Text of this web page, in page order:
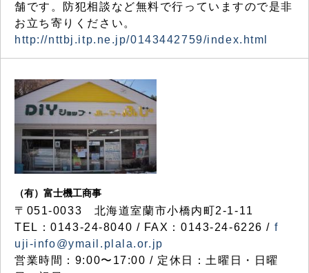
舗です。防犯相談など無料で行っていますので是非
お立ち寄りください。
http://nttbj.itp.ne.jp/0143442759/index.html
（有）富士機工商事
〒051-0033 北海道室蘭市小橋内町2-1-11
TEL：0143-24-8040 / FAX：0143-24-6226 / f
uji-info@ymail.plala.or.jp
営業時間：9:00〜17:00 / 定休日：土曜日・日曜